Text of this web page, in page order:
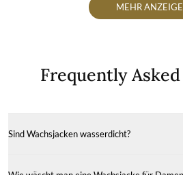
MEHR
Frequently
Sind Wachsjacken wasserdicht?
Gewachste Baumwolle ist ein äußerst